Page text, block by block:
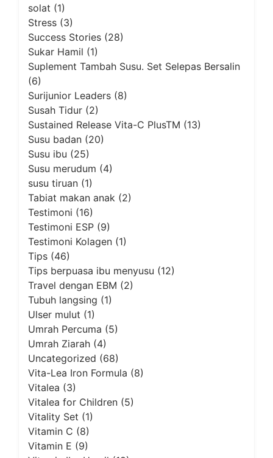
solat (1)
Stress (3)
Success Stories (28)
Sukar Hamil (1)
Suplement Tambah Susu. Set Selepas Bersalin
(6)
Surijunior Leaders (8)
Susah Tidur (2)
Sustained Release Vita-C PlusTM (13)
Susu badan (20)
Susu ibu (25)
Susu merudum (4)
susu tiruan (1)
Tabiat makan anak (2)
Testimoni (16)
Testimoni ESP (9)
Testimoni Kolagen (1)
Tips (46)
Tips berpuasa ibu menyusu (12)
Travel dengan EBM (2)
Tubuh langsing (1)
Ulser mulut (1)
Umrah Percuma (5)
Umrah Ziarah (4)
Uncategorized (68)
Vita-Lea Iron Formula (8)
Vitalea (3)
Vitalea for Children (5)
Vitality Set (1)
Vitamin C (8)
Vitamin E (9)